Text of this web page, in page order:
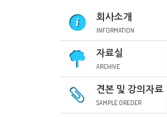
회사소개
INFORMATION
자료실
ARCHIVE
견본 및 강의자료
SAMPLE OREDER